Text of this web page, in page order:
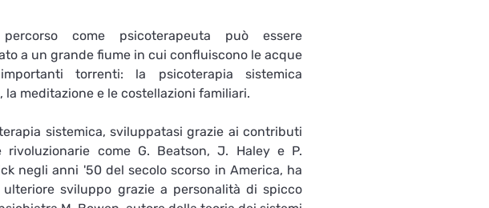
come psicoterapeuta può essere
a un grande fiume in cui confluiscono le acque
torrenti: la psicoterapia sistemica
la meditazione e le costellazioni familiari.
sistemica, sviluppatasi grazie ai contributi
rivoluzionarie come G. Beatson, J. Haley e P.
negli anni '50 del secolo scorso in America, ha
sviluppo grazie a personalità di spicco